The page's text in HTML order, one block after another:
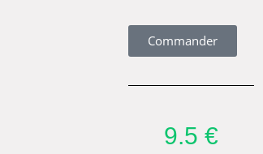
Commander
9.5 €